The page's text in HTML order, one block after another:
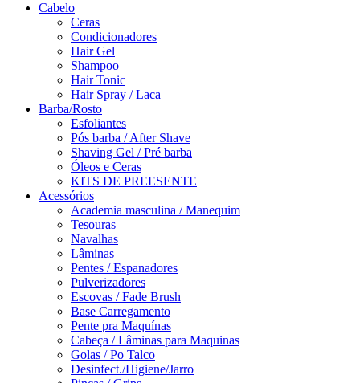
Cabelo
Ceras
Condicionadores
Hair Gel
Shampoo
Hair Tonic
Hair Spray / Laca
Barba/Rosto
Esfoliantes
Pós barba / After Shave
Shaving Gel / Pré barba
Óleos e Ceras
KITS DE PREESENTE
Acessórios
Academia masculina / Manequim
Tesouras
Navalhas
Lâminas
Pentes / Espanadores
Pulverizadores
Escovas / Fade Brush
Base Carregamento
Pente pra Maquínas
Cabeça / Lâminas para Maquinas
Golas / Po Talco
Desinfect./Higiene/Jarro